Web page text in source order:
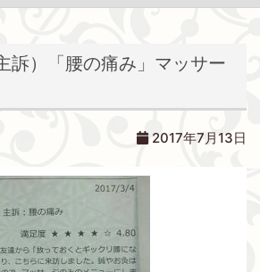
i
o
訴）「腰の痛み」マッサー
2017年7月13日